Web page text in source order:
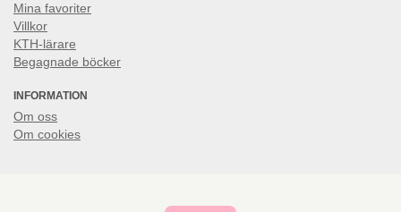
Mina favoriter
Villkor
KTH-lärare
Begagnade böcker
INFORMATION
Om oss
Om cookies